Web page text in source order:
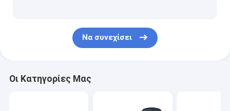
Να συνεχίσει
Οι Κατηγορίες Μας